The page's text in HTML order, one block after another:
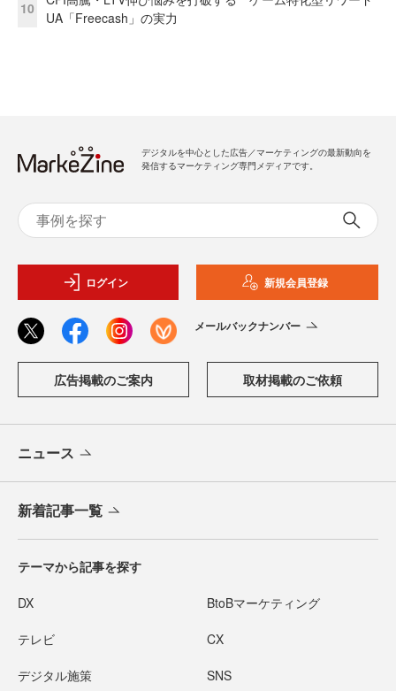
10
UA「Freecash」の実力
デジタルを中心とした広告／マーケティングの最新動向を
発信するマーケティング専門メディアです。
ログイン 新規会員登録
メールバックナンバー
広告掲載のご案内 取材掲載のご依頼
ニュース
新着記事一覧
テーマから記事を探す
DX BtoBマーケティング
テレビ CX
デジタル施策 SNS